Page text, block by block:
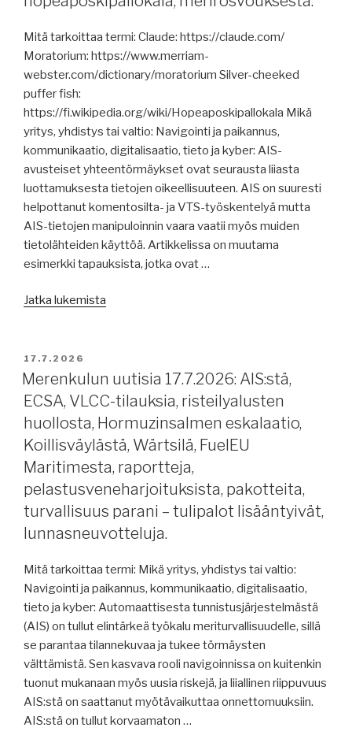
raportteja,
Hormuzinsalmesta,
Eckerö
ulosliputtaa,
EU
ETS:stä,
lippuvaltiopolitiikasta,
tuomioita
merirosvoille,
matkustajalautta
kaatui,
Mustanmeren
Mitä tarkoittaa termi: Claude: https://claude.com/
Moratorium: https://www.merriam-
webster.com/dictionary/moratorium Silver-cheeked
puffer fish:
https://fi.wikipedia.org/wiki/Hopeaposkipallokala Mikä
yritys, yhdistys tai valtio: Navigointi ja paikannus,
kommunikaatio, digitalisaatio, tieto ja kyber: AIS-
avusteiset yhteentörmäykset ovat seurausta liiasta
luottamuksesta tietojen oikeellisuuteen. AIS on suuresti
helpottanut komentosilta- ja VTS-työskentelyä mutta
AIS-tietojen manipuloinnin vaara vaatii myös muiden
tietolähteiden käyttöä. Artikkelissa on muutama
esimerkki tapauksista, jotka ovat …
Jatka lukemista
avusteiset
yhteentörmäykset,
meriturvallisuudesta,
AtoB@C
Shipping,
Tallink
Silja,
merituulivoimasta,
Towage,
Kiina
arktisella,
metanolin
saatavuus
Helsingin
satamasta,
satama-
automatisaatiosta,
JULKAISTU
17.7.2026
Merenkulun uutisia 17.7.2026: AIS:stä,
ECSA, VLCC-tilauksia, risteilyalusten
huollosta, Hormuzinsalmen eskalaatio,
Koillisväylästä, Wärtsilä, FuelEU
Maritimesta, raportteja,
pelastusveneharjoituksista, pakotteita,
turvallisuus parani – tulipalot lisääntyivät,
lunnasneuvotteluja.
Mitä tarkoittaa termi: Mikä yritys, yhdistys tai valtio:
Navigointi ja paikannus, kommunikaatio, digitalisaatio,
tieto ja kyber: Automaattisesta tunnistusjärjestelmästä
(AIS) on tullut elintärkeä työkalu meriturvallisuudelle, sillä
se parantaa tilannekuvaa ja tukee törmäysten
välttämistä. Sen kasvava rooli navigoinnissa on kuitenkin
tuonut mukanaan myös uusia riskejä, ja liiallinen riippuvuus
AIS:stä on saattanut myötävaikuttaa onnettomuuksiin.
AIS:stä on tullut korvaamaton …